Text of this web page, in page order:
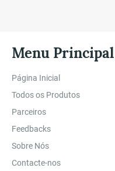
Menu Principal
Página Inicial
Todos os Produtos
Parceiros
Feedbacks
Sobre Nós
Contacte-nos